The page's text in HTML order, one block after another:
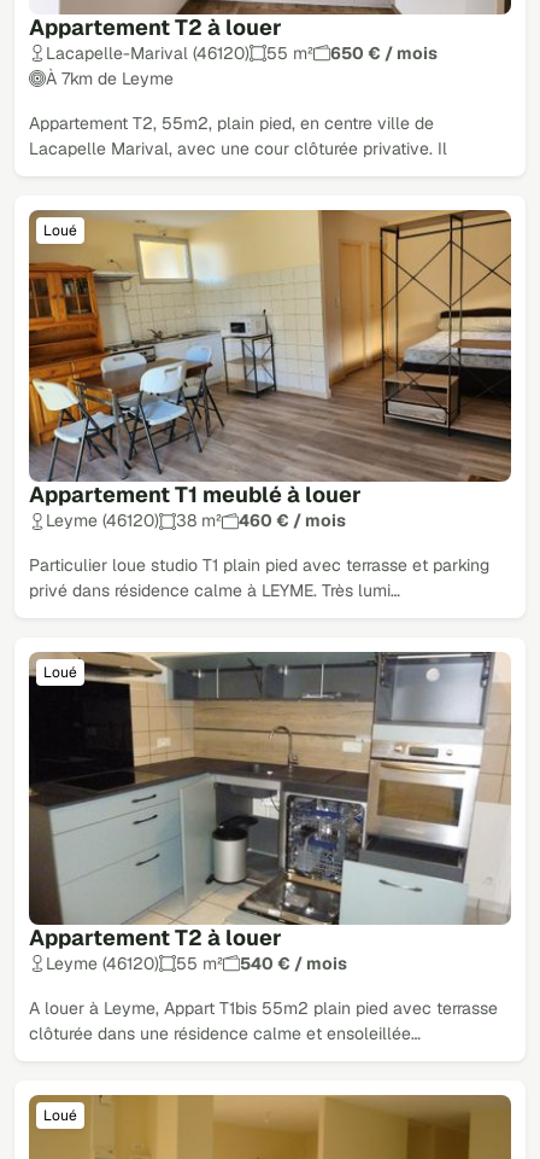
Appartement T2 à louer
Lacapelle-Marival (46120) 55 m²
650 € / mois
À 7km de Leyme
Appartement T2, 55m2, plain pied, en centre ville de
Lacapelle Marival, avec une cour clôturée privative. Il
Appartement T1 meublé à louer
Loué
Leyme (46120) 38 m² 460 € / mois
Particulier loue studio T1 plain pied avec terrasse et parking
privé dans résidence calme à LEYME. Très lumi…
Appartement T2 à louer
Loué
Leyme (46120) 55 m² 540 € / mois
A louer à Leyme, Appart T1bis 55m2 plain pied avec terrasse
clôturée dans une résidence calme et ensoleillée…
Loué